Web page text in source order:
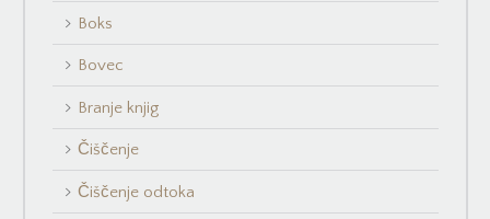
Boks
Bovec
Branje knjig
Čiščenje
Čiščenje odtoka